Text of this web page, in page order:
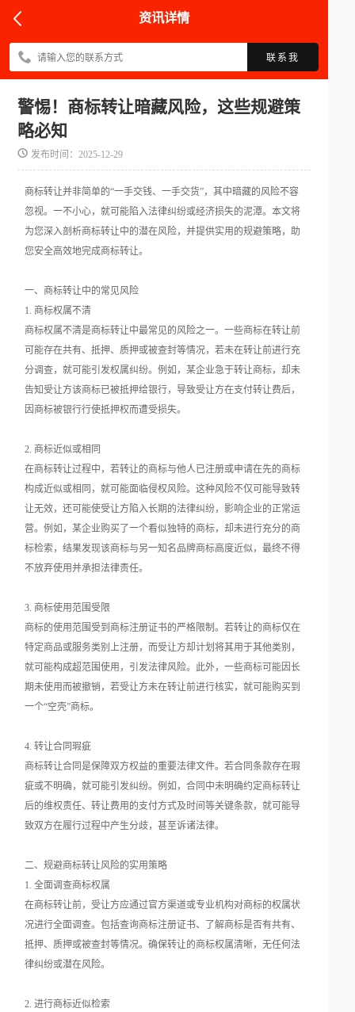
资讯详情
联系我
警惕！商标转让暗藏风险，这些规避策
略必知
发布时间：2025-12-29
商标转让并非简单的“一手交钱、一手交货”，其中暗藏的风险不容
忽视。一不小心，就可能陷入法律纠纷或经济损失的泥潭。本文将
为您深入剖析商标转让中的潜在风险，并提供实用的规避策略，助
您安全高效地完成商标转让。
一、商标转让中的常见风险
1. 商标权属不清
商标权属不清是商标转让中最常见的风险之一。一些商标在转让前
可能存在共有、抵押、质押或被查封等情况，若未在转让前进行充
分调查，就可能引发权属纠纷。例如，某企业急于转让商标，却未
告知受让方该商标已被抵押给银行，导致受让方在支付转让费后，
因商标被银行行使抵押权而遭受损失。
2. 商标近似或相同
在商标转让过程中，若转让的商标与他人已注册或申请在先的商标
构成近似或相同，就可能面临侵权风险。这种风险不仅可能导致转
让无效，还可能使受让方陷入长期的法律纠纷，影响企业的正常运
营。例如，某企业购买了一个看似独特的商标，却未进行充分的商
标检索，结果发现该商标与另一知名品牌商标高度近似，最终不得
不放弃使用并承担法律责任。
3. 商标使用范围受限
商标的使用范围受到商标注册证书的严格限制。若转让的商标仅在
特定商品或服务类别上注册，而受让方却计划将其用于其他类别，
就可能构成超范围使用，引发法律风险。此外，一些商标可能因长
期未使用而被撤销，若受让方未在转让前进行核实，就可能购买到
一个“空壳”商标。
4. 转让合同瑕疵
商标转让合同是保障双方权益的重要法律文件。若合同条款存在瑕
疵或不明确，就可能引发纠纷。例如，合同中未明确约定商标转让
后的维权责任、转让费用的支付方式及时间等关键条款，就可能导
致双方在履行过程中产生分歧，甚至诉诸法律。
二、规避商标转让风险的实用策略
1. 全面调查商标权属
在商标转让前，受让方应通过官方渠道或专业机构对商标的权属状
况进行全面调查。包括查询商标注册证书、了解商标是否有共有、
抵押、质押或被查封等情况。确保转让的商标权属清晰，无任何法
律纠纷或潜在风险。
2. 进行商标近似检索